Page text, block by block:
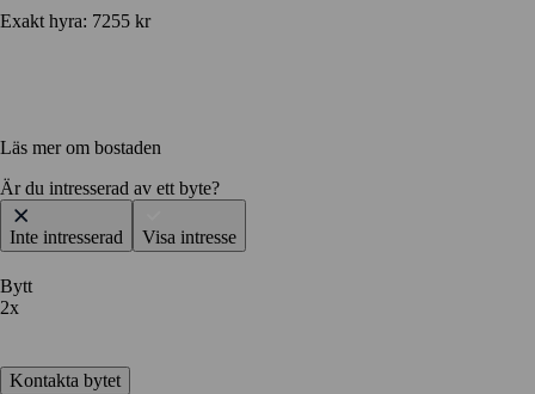
Exakt hyra: 7255 kr
Läs mer om bostaden
Är du intresserad av ett byte?
Inte intresserad Visa intresse
Bytt
2x
Kontakta bytet